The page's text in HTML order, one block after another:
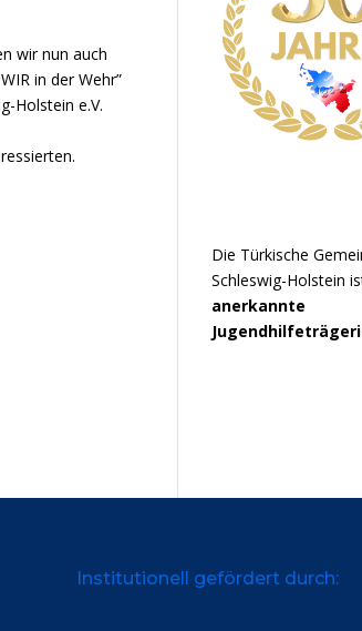
wir nun auch
in der Wehr”
Holstein e.V.
Die Türkische
Schleswig-Holstein
anerkannte
Institutionell gefördert durch: